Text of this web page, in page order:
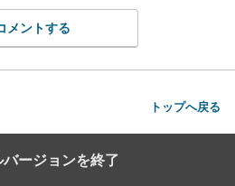
メントする
トップへ戻る
ージョンを終了